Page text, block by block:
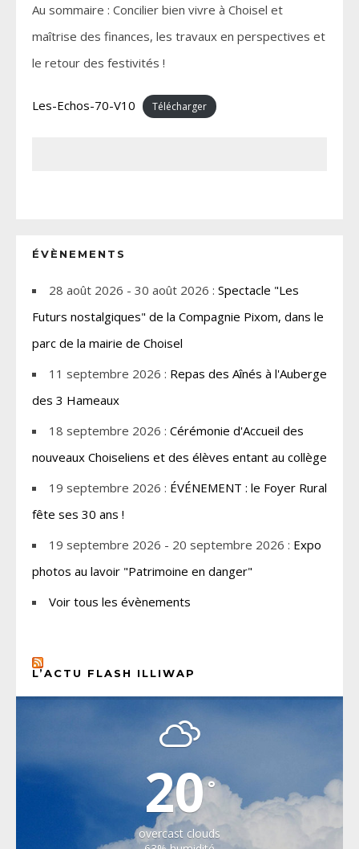
Au sommaire : Concilier bien vivre à Choisel et
maîtrise des finances, les travaux en perspectives et
le retour des festivités !
Les-Echos-70-V10 Télécharger
ÉVÈNEMENTS
28 août 2026 - 30 août 2026 : Spectacle "Les
Futurs nostalgiques" de la Compagnie Pixom, dans le
parc de la mairie de Choisel
11 septembre 2026 : Repas des Aînés à l'Auberge
des 3 Hameaux
18 septembre 2026 : Cérémonie d'Accueil des
nouveaux Choiseliens et des élèves entant au collège
19 septembre 2026 : ÉVÉNEMENT : le Foyer Rural
fête ses 30 ans !
19 septembre 2026 - 20 septembre 2026 : Expo
photos au lavoir "Patrimoine en danger"
Voir tous les évènements
L’ACTU FLASH ILLIWAP
20°
overcast clouds